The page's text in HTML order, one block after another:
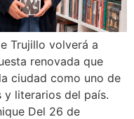
Trujillo volverá a
renovada que
ciudad como uno de
y literarios del país.
Del 26 de